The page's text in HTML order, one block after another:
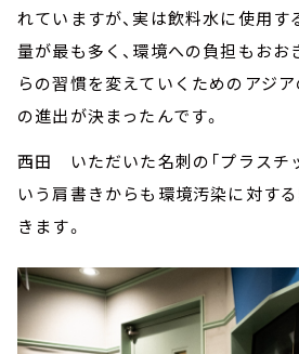
れていますが、実は飲料水に使用
量が最も多く、環境への負担もおお
らの習慣を変えていくためのアジ
の進出が決まったんです。
西田 いただいた名刺の「プラスチ
いう肩書きからも環境汚染に対す
きます。